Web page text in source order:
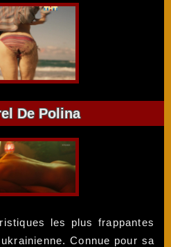
De Polina
les plus frappantes
Connue pour sa